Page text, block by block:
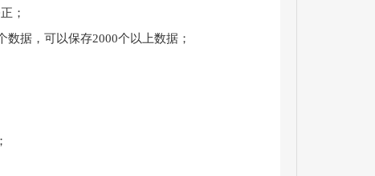
；
据，可以保存2000个以上数据；